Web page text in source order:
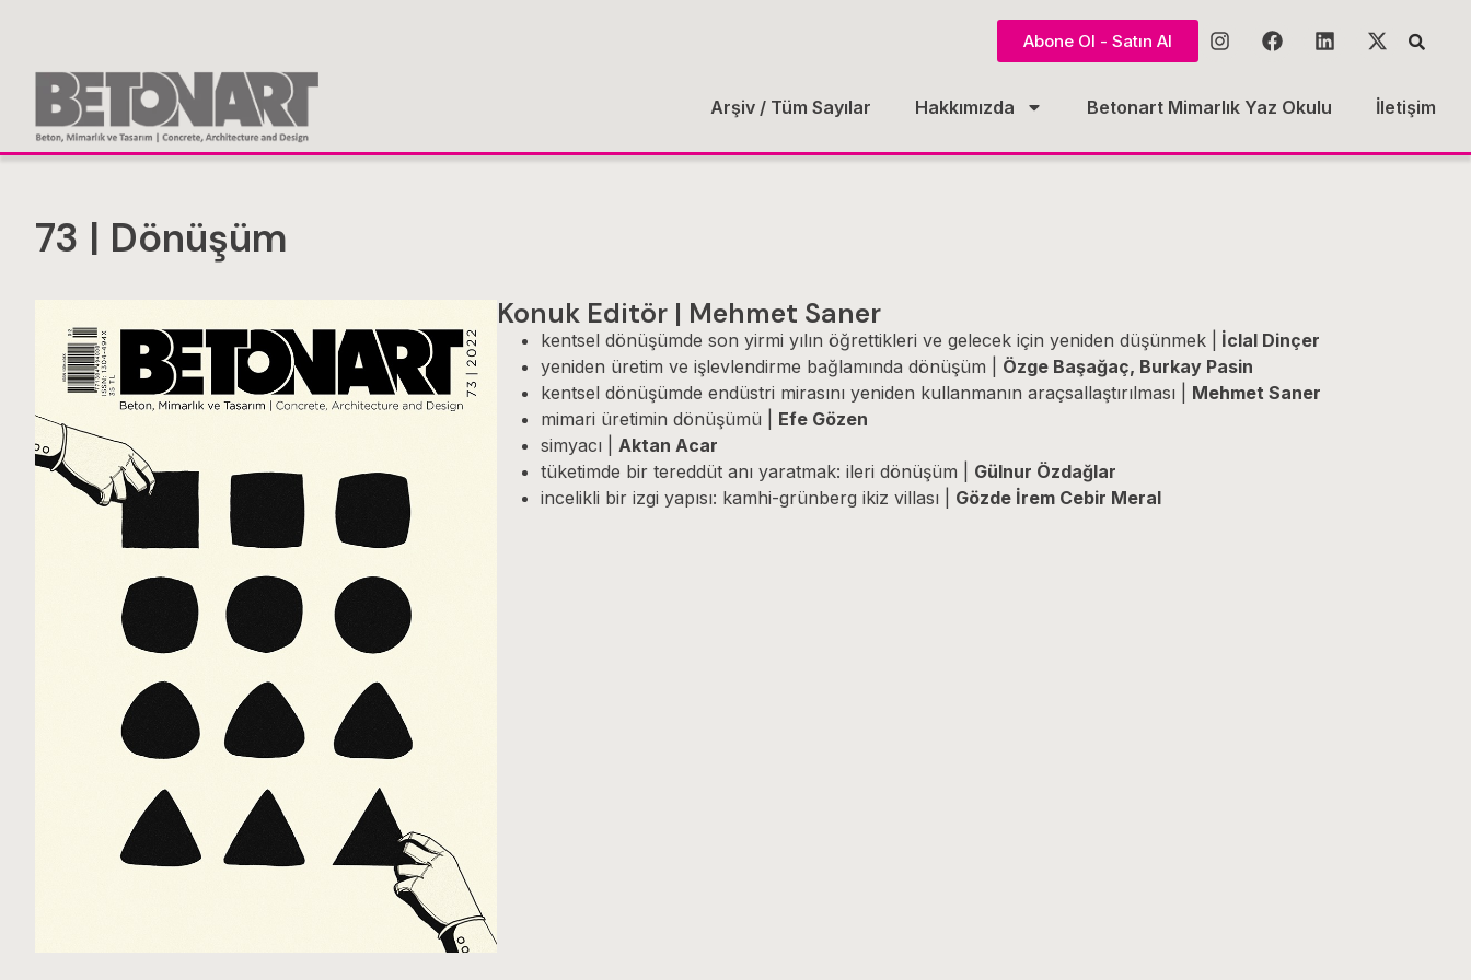
Abone Ol - Satın Al
Arşiv / Tüm Sayılar Hakkımızda Betonart Mimarlık Yaz Okulu İletişim
73 | Dönüşüm
Konuk Editör | Mehmet Saner
kentsel dönüşümde son yirmi yılın öğrettikleri ve gelecek için yeniden düşünmek |
İclal Dinçer
yeniden üretim ve işlevlendirme bağlamında dönüşüm | Özge Başağaç, Burkay Pasin
kentsel dönüşümde endüstri mirasını yeniden kullanmanın araçsallaştırılması | Mehmet Saner
mimari üretimin dönüşümü | Efe Gözen
simyacı | Aktan Acar
tüketimde bir tereddüt anı yaratmak: ileri dönüşüm | Gülnur Özdağlar
incelikli bir izgi yapısı: kamhi-grünberg ikiz villası | Gözde İrem Cebir Meral